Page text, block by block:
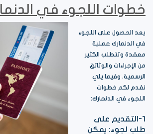
خطوات اللجوء في
يعد الحصول على اللجوء
في الدنمارك عملية
معقدة وتتطلب الكثير
من الإجراءات والوثائق
الرسمية. وفيما يلي
نقدم لكم خطوات
اللجوء في الدنمارك:
1-التقديم على
طلب لجوء: يمكن